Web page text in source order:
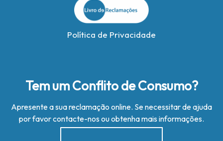
Política de Privacidade
Tem um Conflito de Consumo?
Apresente a sua reclamação online. Se necessitar de ajuda
por favor contacte-nos ou obtenha mais informações.